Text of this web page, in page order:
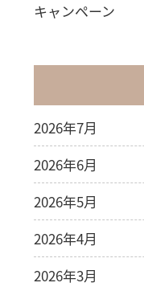
キャンペーン
2026年7月
2026年6月
2026年5月
2026年4月
2026年3月